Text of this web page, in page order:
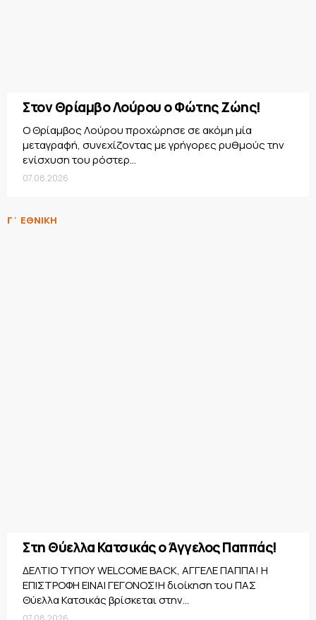
Στον Θρίαμβο Λούρου ο Φώτης Ζώης!
Ο Θρίαμβος Λούρου προχώρησε σε ακόμη μία
μεταγραφή, συνεχίζοντας με γρήγορες ρυθμούς την
ενίσχυση του ρόστερ...
07.08.2026
Γ΄ ΕΘΝΙΚΗ
Στη Θύελλα Κατσικάς ο Άγγελος Παππάς!
ΔΕΛΤΙΟ ΤΥΠΟΥ WELCOME BACK, ΑΓΓΕΛΕ ΠΑΠΠΑ! Η
ΕΠΙΣΤΡΟΦΗ ΕΙΝΑΙ ΓΕΓΟΝΟΣ!Η διοίκηση του ΠΑΣ
Θύελλα Κατσικάς βρίσκεται στην...